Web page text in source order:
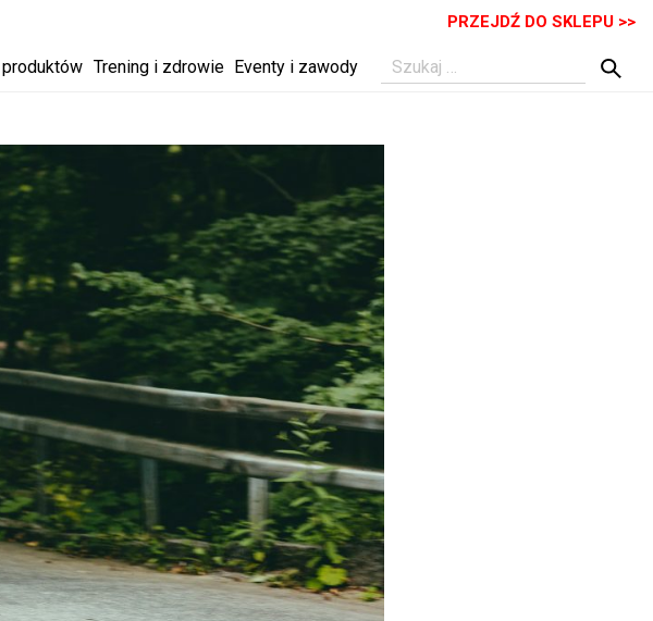
PRZEJDŹ DO SKLEPU >>
Trening i zdrowie Eventy i zawody